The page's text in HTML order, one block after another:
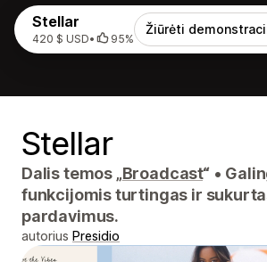
Stellar
420 $ USD• 95%
Žiūrėti
Stellar
Dalis temos „Broadcast“ •
funkcijomis turtingas ir
pardavimus.
autorius Presidio